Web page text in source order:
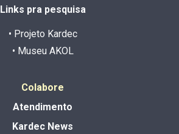
Links pra pesquisa
• Projeto Kardec
• Museu AKOL
Colabore
Atendimento
Kardec News